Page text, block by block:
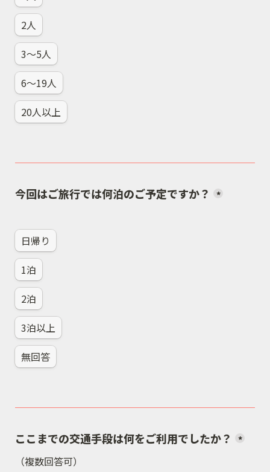
2人
3～5人
6～19人
20人以上
今回はご旅行では何泊のご予定ですか？ *
日帰り
1泊
2泊
3泊以上
無回答
ここまでの交通手段は何をご利用でしたか？ *
（複数回答可）